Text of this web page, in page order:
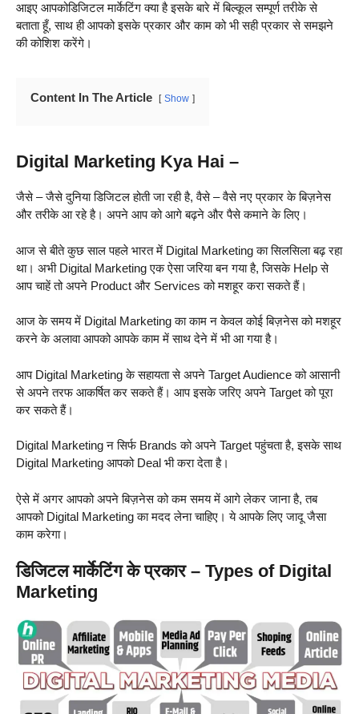
आइए आपकोडिजिटल मार्केटिंग क्या है इसके बारे में बिल्कूल सम्पूर्ण तरीके से
बताता हूँ, साथ ही आपको इसके प्रकार और काम को भी सही प्रकार से समझने
की कोशिश करेंगे।
Content In The Article Show
Digital Marketing Kya Hai –
जैसे – जैसे दुनिया डिजिटल होती जा रही है, वैसे – वैसे नए प्रकार के बिज़नेस
और तरीके आ रहे है। अपने आप को आगे बढ़ने और पैसे कमाने के लिए।
आज से बीते कुछ साल पहले भारत में Digital Marketing का सिलसिला बढ़ रहा
था। अभी Digital Marketing एक ऐसा जरिया बन गया है, जिसके Help से
आप चाहें तो अपने Product और Services को मशहूर करा सकते हैं।
आज के समय में Digital Marketing का काम न केवल कोई बिज़नेस को मशहूर
करने के अलावा आपको आपके काम में साथ देने में भी आ गया है।
आप Digital Marketing के सहायता से अपने Target Audience को आसानी
से अपने तरफ आकर्षित कर सकते हैं। आप इसके जरिए अपने Target को पूरा
कर सकते हैं।
Digital Marketing न सिर्फ Brands को अपने Target पहुंचता है, इसके साथ
Digital Marketing आपको Deal भी करा देता है।
ऐसे में अगर आपको अपने बिज़नेस को कम समय में आगे लेकर जाना है, तब
आपको Digital Marketing का मदद लेना चाहिए। ये आपके लिए जादू जैसा
काम करेगा।
डिजिटल मार्केटिंग के प्रकार – Types of Digital
Marketing